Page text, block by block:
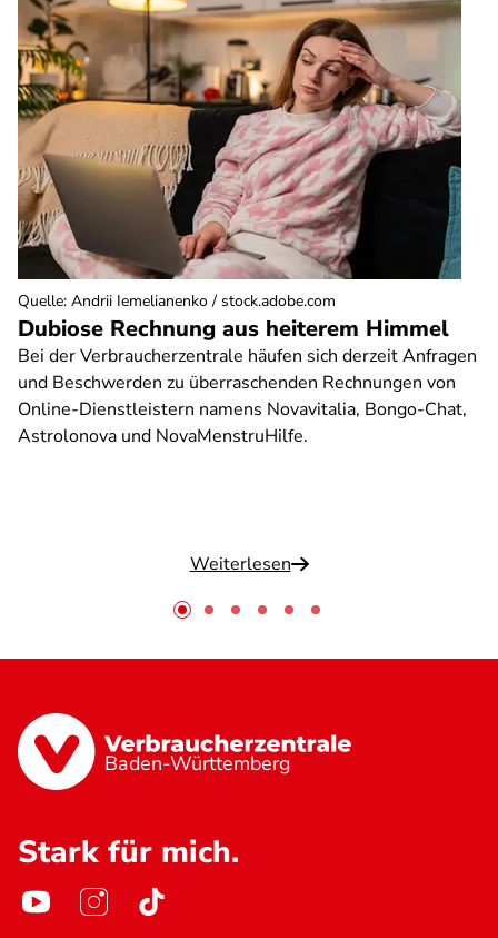
Dubiose Rechnung aus heiterem Himmel
Bei der Verbraucherzentrale häufen sich derzeit Anfragen
und Beschwerden zu überraschenden Rechnungen von
Online-Dienstleistern namens Novavitalia, Bongo-Chat,
Astrolonova und NovaMenstruHilfe.
Weiterlesen
Quelle: Andrii Iemelianenko / stock.adobe.com
Baden-Württemberg
Stark für mich.